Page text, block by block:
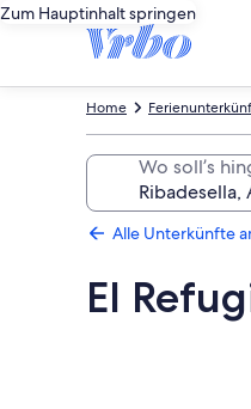
Zum Hauptinhalt springen
Home
Wo soll’s
Alle Unterkünfte
El